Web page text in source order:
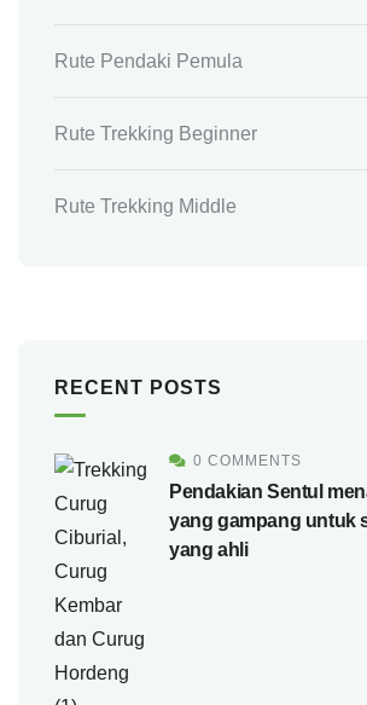
Rute Pendaki Pemula
Rute Trekking Beginner
Rute Trekking Middle
RECENT POSTS
0 COMMENTS
Pendakian Sentul
yang gampang untuk
yang ahli